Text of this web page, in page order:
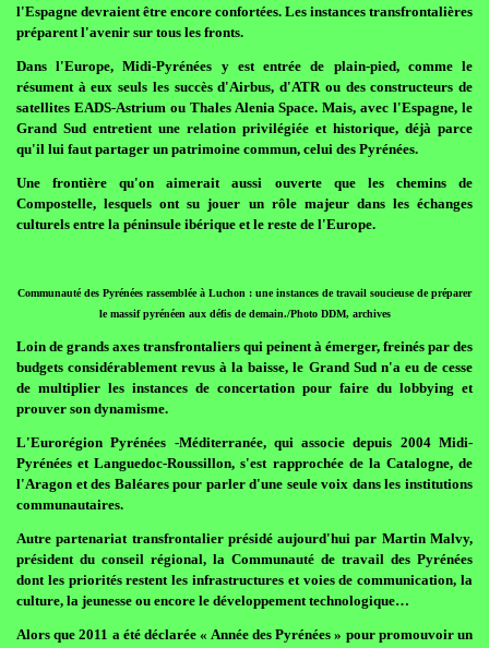
l'Espagne devraient être encore confortées. Les instances transfrontalières
préparent l'avenir sur tous les fronts.
Dans l'Europe, Midi-Pyrénées y est entrée de plain-pied, comme le
résument à eux seuls les succès d'Airbus, d'ATR ou des constructeurs de
satellites EADS-Astrium ou Thales Alenia Space. Mais, avec l'Espagne, le
Grand Sud entretient une relation privilégiée et historique, déjà parce
qu'il lui faut partager un patrimoine commun, celui des Pyrénées.
Une frontière qu'on aimerait aussi ouverte que les chemins de
Compostelle, lesquels ont su jouer un rôle majeur dans les échanges
culturels entre la péninsule ibérique et le reste de l'Europe.
Communauté des Pyrénées rassemblée à Luchon : une instances de travail soucieuse de préparer
le massif pyrénéen aux défis de demain./Photo DDM, archives
Loin de grands axes transfrontaliers qui peinent à émerger, freinés par des
budgets considérablement revus à la baisse, le Grand Sud n'a eu de cesse
de multiplier les instances de concertation pour faire du lobbying et
prouver son dynamisme.
L'Eurorégion Pyrénées -Méditerranée, qui associe depuis 2004 Midi-
Pyrénées et Languedoc-Roussillon, s'est rapprochée de la Catalogne, de
l'Aragon et des Baléares pour parler d'une seule voix dans les institutions
communautaires.
Autre partenariat transfrontalier présidé aujourd'hui par Martin Malvy,
président du conseil régional, la Communauté de travail des Pyrénées
dont les priorités restent les infrastructures et voies de communication, la
culture, la jeunesse ou encore le développement technologique…
Alors que 2011 a été déclarée « Année des Pyrénées » pour promouvoir un